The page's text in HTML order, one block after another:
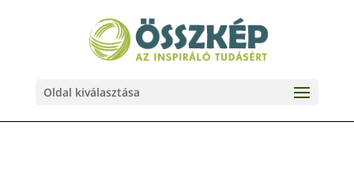
Oldal kiválasztása